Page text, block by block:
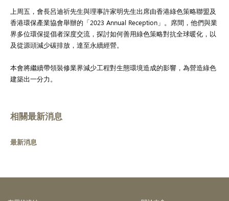
上周五，會長呂迪祈先生與理事許家明先生出席由香港綠色策略聯盟及
香港環保產業協會舉辦的「2023 Annual Reception」。席間，他們與業
界多位環保提倡者深度交流，探討如何善用綠色策略對抗全球暖化，以
及從源頭減少碳排放，達至永續經營。
本會將繼續帶領裝修業界減少工程對生態環境造成的影響，為營造綠色
建築出一分力。
相關最新消息
最新消息